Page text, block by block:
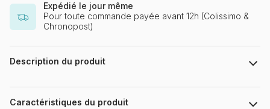
Expédié le jour même
Pour toute commande payée avant 12h (Colissimo &
Chronopost)
Description du produit
Cris Ortega. www.crisortega.com
Caractéristiques du produit